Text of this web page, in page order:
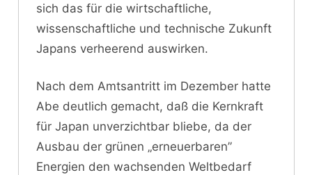
sich das für die wirtschaftliche,
wissenschaftliche und technische Zukunft
Japans verheerend auswirken.
Nach dem Amtsantritt im Dezember hatte
Abe deutlich gemacht, daß die Kernkraft
für Japan unverzichtbar bliebe, da der
Ausbau der grünen „erneuerbaren”
Energien den wachsenden Weltbedarf